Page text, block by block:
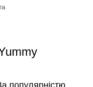
популярністю